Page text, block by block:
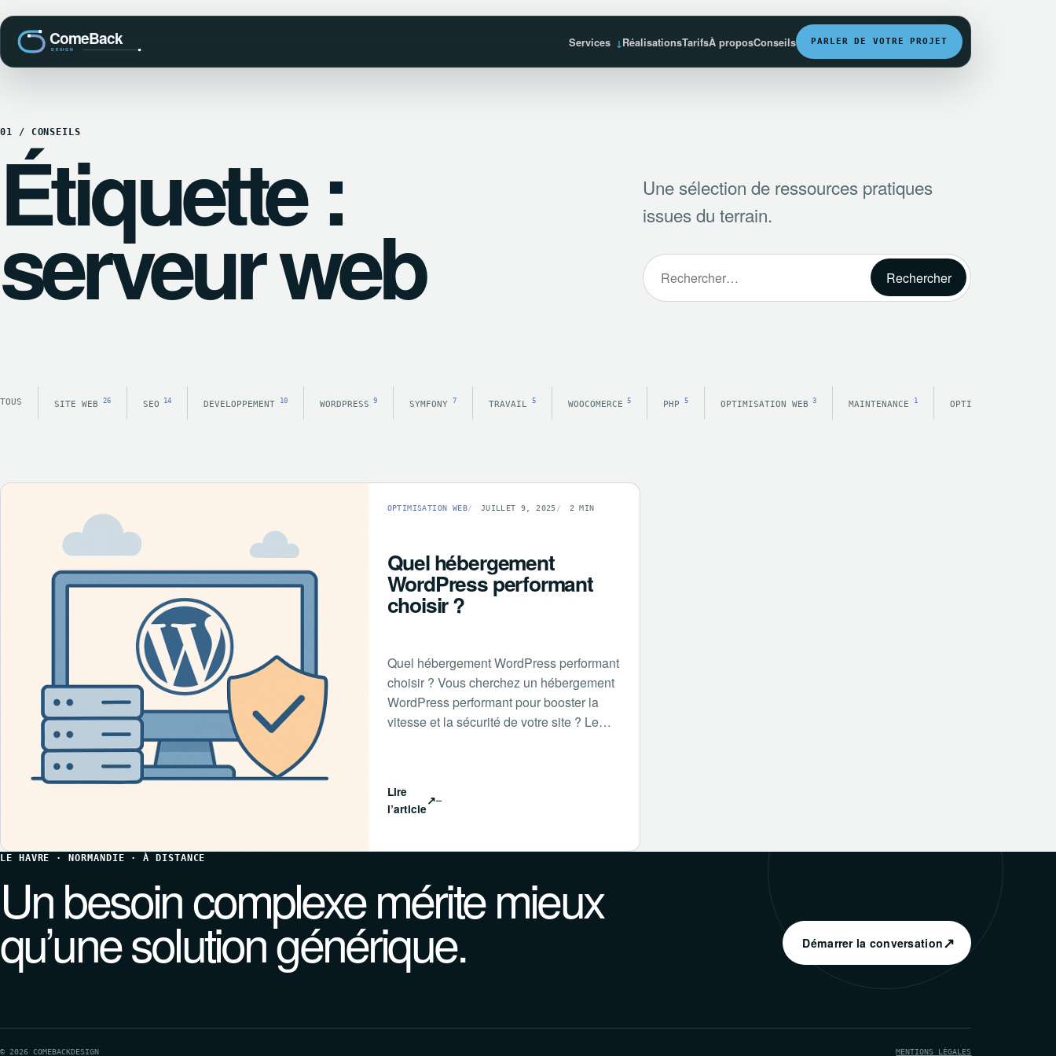
Services RéalisationsTarifsÀ proposConseils PARLER DE VOTRE PROJET
01 / CONSEILS
Étiquette :
serveur web
Une sélection de ressources pratiques
issues du terrain.
Rechercher :
TOUS SITE WEB 26 SEO 14 DEVELOPPEMENT 10 WORDPRESS 9 SYMFONY 7 TRAVAIL 5 WOOCOMERCE 5 PHP 5 OPTIMISATION WEB 3 MAINTENANCE 1 OPTIMISATION E-
OPTIMISATION WEB JUILLET 9, 2025 2 MIN
Quel hébergement
WordPress performant
choisir ?
Quel hébergement WordPress performant
choisir ? Vous cherchez un hébergement
WordPress performant pour booster la
vitesse et la sécurité de votre site ? Le…
Lire
l’article
↗
LE HAVRE · NORMANDIE · À DISTANCE
Un besoin complexe mérite mieux
qu’une solution générique. Démarrer la conversation↗
© 2026 COMEBACKDESIGN MENTIONS LÉGALES